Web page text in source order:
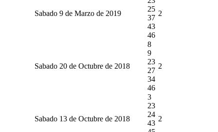
Sabado 9 de Marzo de 2019
25
37
43
46
2
Sabado 20 de Octubre de 2018
8
9
23
27
34
46
2
Sabado 13 de Octubre de 2018
3
23
24
43
2